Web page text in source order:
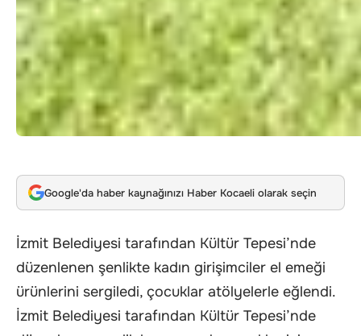
Google'da haber kaynağınızı Haber Kocaeli olarak seçin
İzmit Belediyesi tarafından Kültür Tepesi’nde
düzenlenen şenlikte kadın girişimciler el emeği
ürünlerini sergiledi, çocuklar atölyelerle eğlendi.
İzmit Belediyesi tarafından Kültür Tepesi’nde